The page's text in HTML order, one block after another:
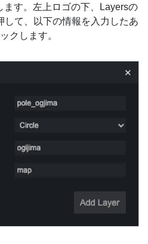
ます。左上ロゴの下、Layersの
して、以下の情報を入力したあ
クします。